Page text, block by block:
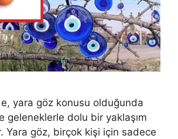
yara göz konusu olduğunda
geleneklerle dolu bir yaklaşım
Yara göz, birçok kişi için sadece